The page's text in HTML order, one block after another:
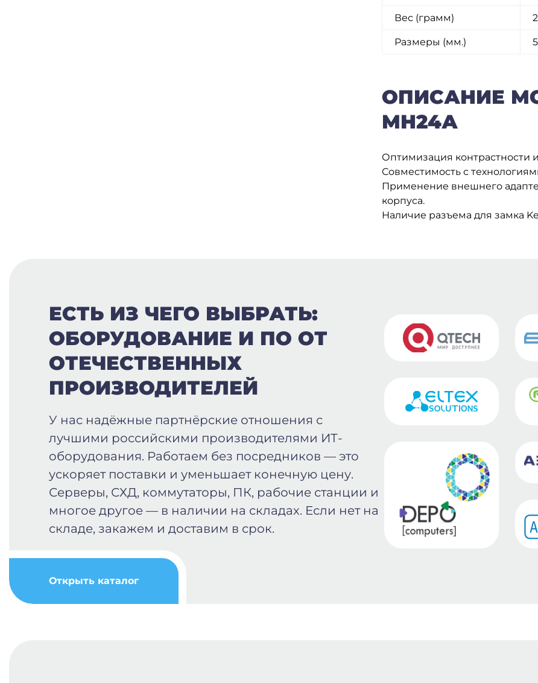
Вес (грамм)
Размеры (мм.)
ОПИСАНИЕ
МН24А
Оптимизация контрастности
Совместимость с
Применение внешнего
корпуса.
Наличие разъема для замка
ЕСТЬ ИЗ ЧЕГО ВЫБРАТЬ:
ОБОРУДОВАНИЕ И ПО ОТ
ОТЕЧЕСТВЕННЫХ
ПРОИЗВОДИТЕЛЕЙ
У нас надёжные партнёрские отношения с
лучшими российскими производителями ИТ-
оборудования. Работаем без посредников — это
ускоряет поставки и уменьшает конечную цену.
Серверы, СХД, коммутаторы, ПК, рабочие станции и
многое другое — в наличии на складах. Если нет на
складе, закажем и доставим в срок.
Открыть каталог